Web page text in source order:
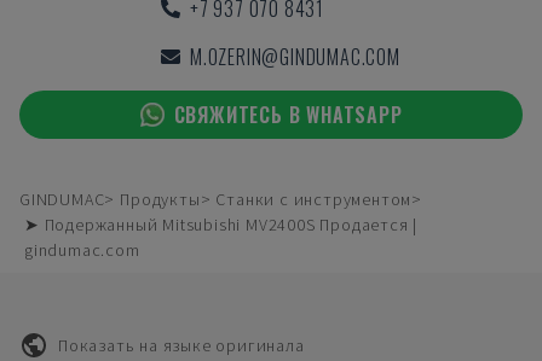
+7 937 070 8431
M.OZERIN@GINDUMAC.COM
СВЯЖИТЕСЬ В WHATSAPP
GINDUMAC Продукты
Станки с инструментом
➤ Подержанный Mitsubishi MV2400S Продается |
gindumac.com
Показать на языке оригинала